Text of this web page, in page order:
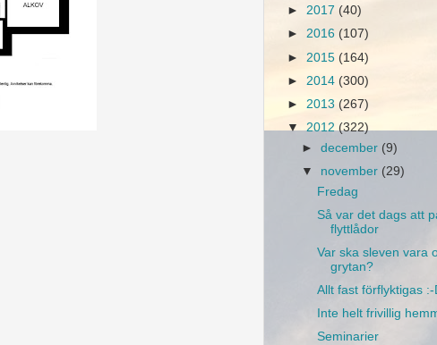
► 2017 (40)
► 2016 (107)
► 2015 (164)
► 2014 (300)
► 2013 (267)
▼ 2012 (322)
►december (9)
▼ november (29)
Fredag
Så var det dags att
flyttlådor
Var ska sleven vara
grytan?
Allt fast förflyktigas :-
Inte helt frivillig
Seminarier